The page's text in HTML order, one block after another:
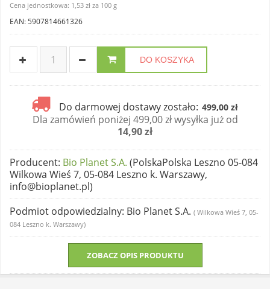
Cena jednostkowa: 1,53 zł za 100 g
EAN: 5907814661326
DO KOSZYKA
Do darmowej dostawy zostało: 499,00 zł
Dla zamówień poniżej 499,00 zł wysyłka już od
14,90 zł
Producent: Bio Planet S.A. (PolskaPolska Leszno 05-084
Wilkowa Wieś 7, 05-084 Leszno k. Warszawy,
info@bioplanet.pl)
Podmiot odpowiedzialny: Bio Planet S.A. ( Wilkowa Wieś 7, 05-
084 Leszno k. Warszawy)
ZOBACZ OPIS PRODUKTU